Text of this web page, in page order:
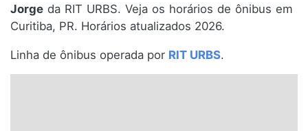
Rio de Janeiro
Jorge da RIT URBS. Veja os horários de ônibus em
Curitiba, PR. Horários atualizados 2026.
Linha de ônibus operada por RIT URBS.